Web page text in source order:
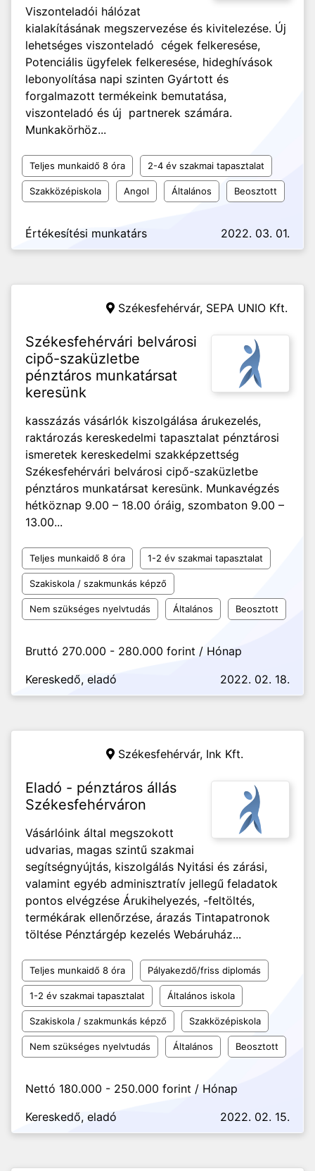
Viszonteladói hálózat
kialakításának megszervezése és kivitelezése. Új
lehetséges viszonteladó cégek felkeresése,
Potenciális ügyfelek felkeresése, hideghívások
lebonyolítása napi szinten Gyártott és
forgalmazott termékeink bemutatása,
viszonteladó és új partnerek számára.
Munkakörhöz...
Teljes munkaidő 8 óra 2-4 év szakmai tapasztalat
Szakközépiskola Angol Általános Beosztott
Értékesítési munkatárs 2022. 03. 01.
Székesfehérvár, SEPA UNIO Kft.
Székesfehérvári belvárosi
cipő-szaküzletbe
pénztáros munkatársat
keresünk
kasszázás vásárlók kiszolgálása árukezelés,
raktározás kereskedelmi tapasztalat pénztárosi
ismeretek kereskedelmi szakképzettség
Székesfehérvári belvárosi cipő-szaküzletbe
pénztáros munkatársat keresünk. Munkavégzés
hétköznap 9.00 – 18.00 óráig, szombaton 9.00 –
13.00...
Teljes munkaidő 8 óra 1-2 év szakmai tapasztalat
Szakiskola / szakmunkás képző
Nem szükséges nyelvtudás Általános Beosztott
Bruttó 270.000 - 280.000 forint / Hónap
Kereskedő, eladó
2022. 02. 18.
Székesfehérvár, Ink Kft.
Eladó - pénztáros állás
Székesfehérváron
Vásárlóink által megszokott
udvarias, magas szintű szakmai
segítségnyújtás, kiszolgálás Nyitási és zárási,
valamint egyéb adminisztratív jellegű feladatok
pontos elvégzése Árukihelyezés, -feltöltés,
termékárak ellenőrzése, árazás Tintapatronok
töltése Pénztárgép kezelés Webáruház...
Teljes munkaidő 8 óra Pályakezdő/friss diplomás
1-2 év szakmai tapasztalat Általános iskola
Szakiskola / szakmunkás képző Szakközépiskola
Nem szükséges nyelvtudás Általános Beosztott
Nettó 180.000 - 250.000 forint / Hónap
Kereskedő, eladó
2022. 02. 15.